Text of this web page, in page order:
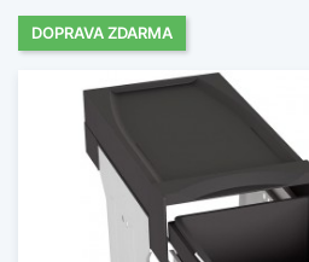
DOPRAVA ZDARMA